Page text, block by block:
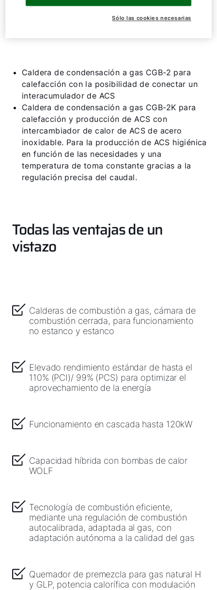
Mostrar todo
Caldera de condensación a gas CGB-2 para
calefacción con la posibilidad de conectar un
interacumulador de ACS
Caldera de condensación a gas CGB-2K para
calefacción y producción de ACS con
intercambiador de calor de ACS de acero
inoxidable. Para la producción de ACS higiénica
en función de las necesidades y una
temperatura de toma constante gracias a la
regulación precisa del caudal.
Todas las ventajas de un
vistazo
Calderas de combustión a gas, cámara de
combustión cerrada, para funcionamiento
no estanco y estanco
Elevado rendimiento estándar de hasta el
110% (PCI)/ 99% (PCS) para optimizar el
aprovechamiento de la energía
Funcionamiento en cascada hasta 120kW
Capacidad híbrida con bombas de calor
WOLF
Tecnología de combustión eficiente,
mediante una regulación de combustión
autocalibrada, adaptada al gas, con
adaptación autónoma a la calidad del gas
Quemador de premezcla para gas natural H
y GLP, potencia calorífica con modulación
¡Hola!
Herramientas
Important Links
Descargas
Sólo las cookies necesarias